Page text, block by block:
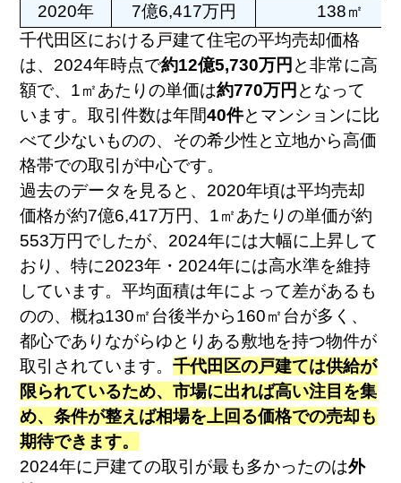
2020年
7億6,417万円
138㎡
千代田区における戸建て住宅の平均売却価格
は、2024年時点で約12億5,730万円 と非常に高
額で、1㎡あたりの単価は約770万円 となって
います。取引件数は年間40件とマンションに比
べて少ないものの、その希少性と立地から高価
格帯での取引が中心です。
過去のデータを見ると、2020年頃は平均売却
価格が約7億6,417万円、1㎡あたりの単価が約
553万円でしたが、2024年には大幅に上昇して
おり、特に2023年・2024年には高水準を維持
しています。平均面積は年によって差があるも
のの、概ね130㎡台後半から160㎡台が多く、
都心でありながらゆとりある敷地を持つ物件が
取引されています。千代田区の戸建ては供給が
限られているため、市場に出れば高い注目を集
め、条件が整えば相場を上回る価格での売却も
期待できます。
2024年に戸建ての取引が最も多かったのは外